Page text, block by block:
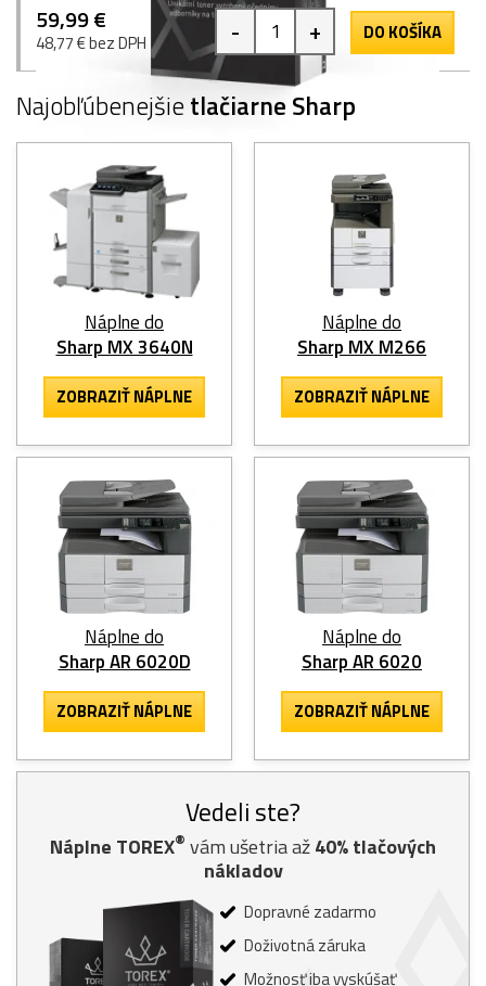
59,99 €
48,77 € bez DPH - + DO KOŠÍKA
Najobľúbenejšietlačiarne Sharp
Náplne do
Sharp MX 3640N
ZOBRAZIŤ NÁPLNE
Náplne do
Sharp MX M266
ZOBRAZIŤ NÁPLNE
Náplne do
Sharp AR 6020D
ZOBRAZIŤ NÁPLNE
Náplne do
Sharp AR 6020
ZOBRAZIŤ NÁPLNE
Vedeli ste?
Náplne TOREX® vám ušetria až40% tlačových
nákladov
Dopravné zadarmo
Doživotná záruka
Možnosť iba vyskúšať